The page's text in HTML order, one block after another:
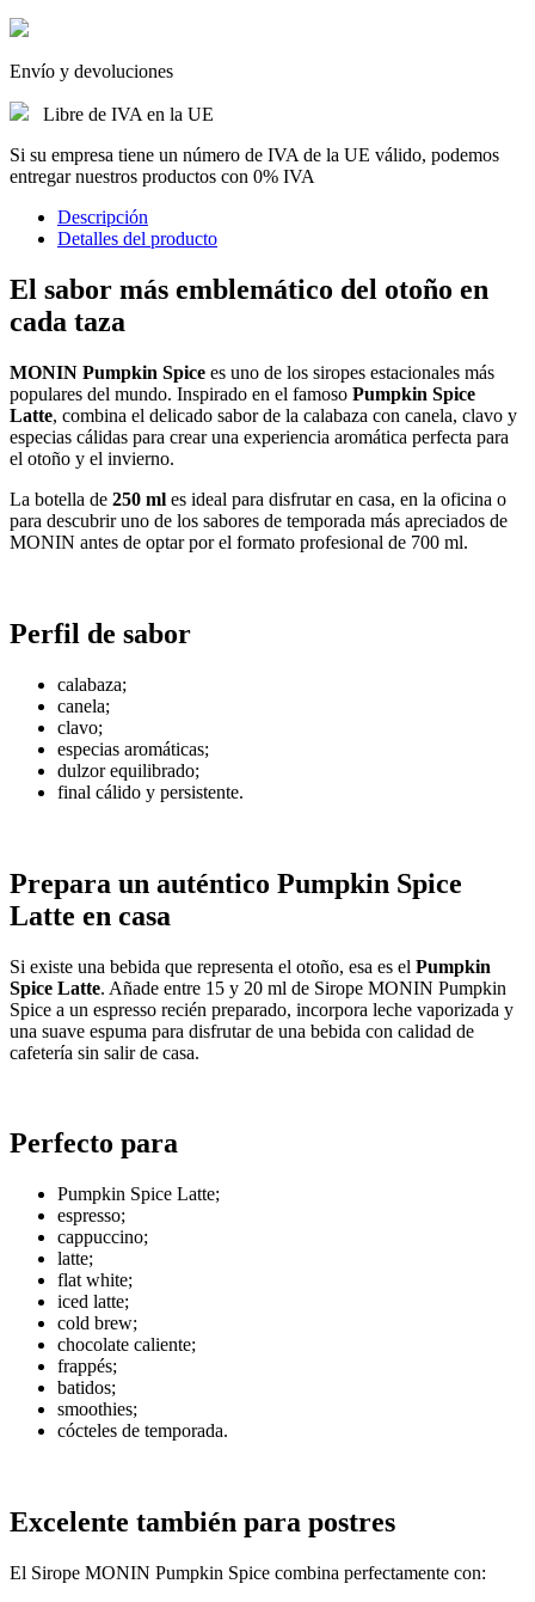
Envío y devoluciones
Libre de IVA en la UE
Si su empresa tiene un número de IVA de la UE válido, podemos
entregar nuestros productos con 0% IVA
Descripción
Detalles del producto
El sabor más emblemático del otoño en
cada taza
MONIN Pumpkin Spice es uno de los siropes estacionales más
populares del mundo. Inspirado en el famoso Pumpkin Spice
Latte, combina el delicado sabor de la calabaza con canela, clavo y
especias cálidas para crear una experiencia aromática perfecta para
el otoño y el invierno.
La botella de 250 ml es ideal para disfrutar en casa, en la oficina o
para descubrir uno de los sabores de temporada más apreciados de
MONIN antes de optar por el formato profesional de 700 ml.
Perfil de sabor
calabaza;
canela;
clavo;
especias aromáticas;
dulzor equilibrado;
final cálido y persistente.
Prepara un auténtico Pumpkin Spice
Latte en casa
Si existe una bebida que representa el otoño, esa es el Pumpkin
Spice Latte. Añade entre 15 y 20 ml de Sirope MONIN Pumpkin
Spice a un espresso recién preparado, incorpora leche vaporizada y
una suave espuma para disfrutar de una bebida con calidad de
cafetería sin salir de casa.
Perfecto para
Pumpkin Spice Latte;
espresso;
cappuccino;
latte;
flat white;
iced latte;
cold brew;
chocolate caliente;
frappés;
batidos;
smoothies;
cócteles de temporada.
Excelente también para postres
El Sirope MONIN Pumpkin Spice combina perfectamente con: